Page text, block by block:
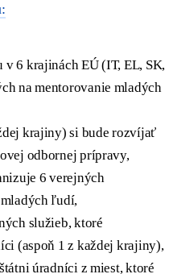
v 6 krajinách EÚ (IT, EL, SK,
na mentorovanie mladých
krajiny) si bude rozvíjať
odbornej prípravy,
6 verejných
ľudí,
služieb, ktoré
(aspoň 1 z každej krajiny),
úradníci z miest, ktoré